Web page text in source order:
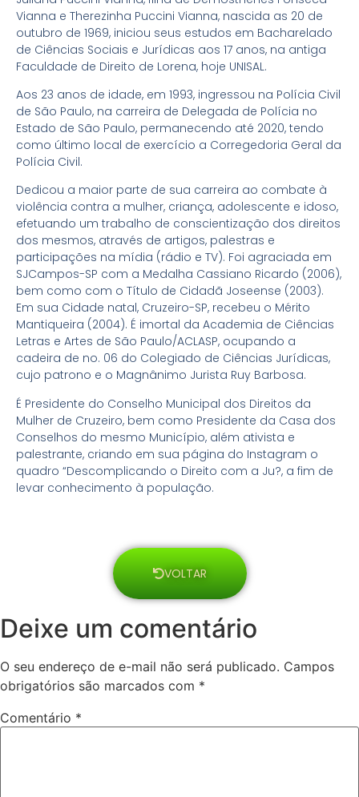
Vianna e Therezinha Puccini Vianna, nascida as 20 de
outubro de 1969, iniciou seus estudos em Bacharelado
de Ciências Sociais e Jurídicas aos 17 anos, na antiga
Faculdade de Direito de Lorena, hoje UNISAL.
Aos 23 anos de idade, em 1993, ingressou na Polícia Civil
de São Paulo, na carreira de Delegada de Polícia no
Estado de São Paulo, permanecendo até 2020, tendo
como último local de exercício a Corregedoria Geral da
Polícia Civil.
Dedicou a maior parte de sua carreira ao combate à
violência contra a mulher, criança, adolescente e idoso,
efetuando um trabalho de conscientização dos direitos
dos mesmos, através de artigos, palestras e
participações na mídia (rádio e TV). Foi agraciada em
SJCampos-SP com a Medalha Cassiano Ricardo (2006),
bem como com o Título de Cidadã Joseense (2003).
Em sua Cidade natal, Cruzeiro-SP, recebeu o Mérito
Mantiqueira (2004). É imortal da Academia de Ciências
Letras e Artes de São Paulo/ACLASP, ocupando a
cadeira de no. 06 do Colegiado de Ciências Jurídicas,
cujo patrono e o Magnânimo Jurista Ruy Barbosa.
É Presidente do Conselho Municipal dos Direitos da
Mulher de Cruzeiro, bem como Presidente da Casa dos
Conselhos do mesmo Município, além ativista e
palestrante, criando em sua página do Instagram o
quadro “Descomplicando o Direito com a Ju?, a fim de
levar conhecimento à população.
VOLTAR
Deixe um comentário
O seu endereço de e-mail não será publicado. Campos
obrigatórios são marcados com *
Comentário *